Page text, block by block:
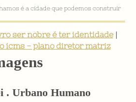
VÍDEO INSTITUCIONAL
ser nobre é ter identidade|
icms - plano diretor matriz
. Urbano Humano